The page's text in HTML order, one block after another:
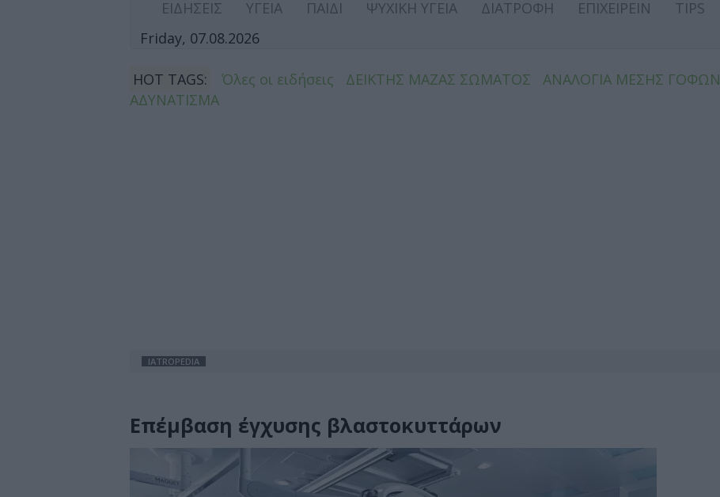
ΕΙΔΗΣΕΙΣ ΥΓΕΙΑ ΠΑΙΔΙ ΨΥΧΙΚΗ ΥΓΕΙΑ ΔΙΑΤΡΟΦΗ ΕΠΙΧΕΙΡΕΙΝ TIPS
Friday, 07.08.2026
HOT TAGS: Όλες οι ειδήσεις ΔΕΙΚΤΗΣ ΜΑΖΑΣ ΣΩΜΑΤΟΣ
ΑΝΑΛΟΓΙΑ ΜΕΣΗΣ ΓΟΦΩΝ
ΑΔΥΝΑΤΙΣΜΑ
IATROPEDIA
Επέμβαση έγχυσης βλαστοκυττάρων